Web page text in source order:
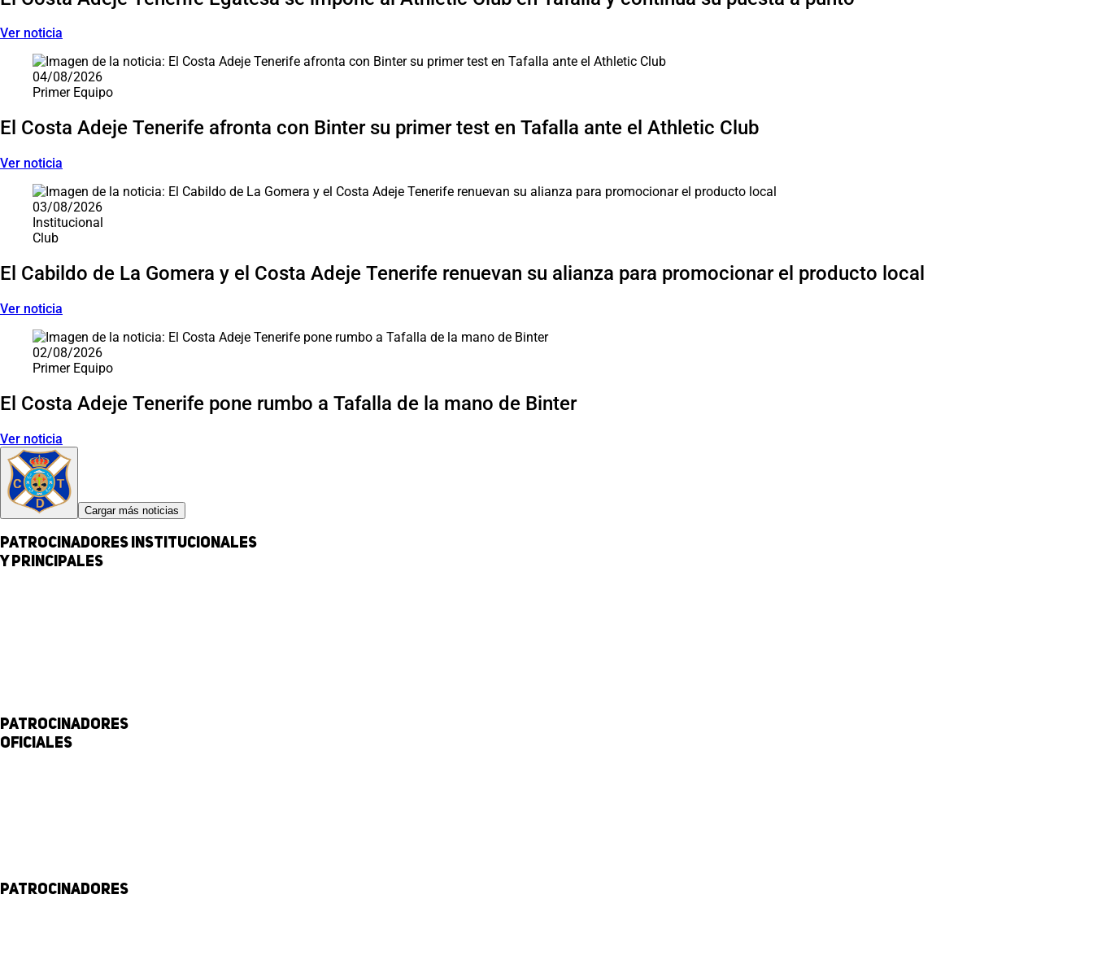
Ver noticia
04/08/2026
Primer Equipo
El Costa Adeje Tenerife afronta con Binter su primer test en Tafalla ante el Athletic Club
Ver noticia
03/08/2026
Institucional
Club
El Cabildo de La Gomera y el Costa Adeje Tenerife renuevan su alianza para promocionar el producto local
Ver noticia
02/08/2026
Primer Equipo
El Costa Adeje Tenerife pone rumbo a Tafalla de la mano de Binter
Ver noticia
Cargar más noticias
Patrocinadores institucionales
y principales
Patrocinadores
Oficiales
Patrocinadores